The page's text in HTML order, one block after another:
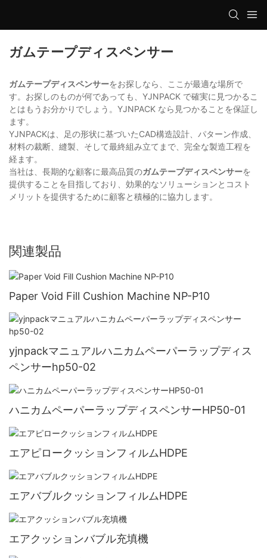
ガムテープディスペンサー
ガムテープディスペンサーをお探しなら、ここが最適な場所で
す。お探しのものが何であっても、YJNPACK で確実に見つかるこ
とはもうお分かりでしょう。YJNPACK なら見つかることを保証し
ます。
YJNPACKは、足の形状に基づいたCAD構造設計、パターン作成、
材料の裁断、縫製、そして最終組み立てまで、完全な製造工程を
経ます。
当社は、長期的な顧客に最高品質のガムテープディスペンサーを
提供することを目指しており、効果的なソリューションとコスト
メリットを提供するために顧客と積極的に協力します。
関連製品
Paper Void Fill Cushion Machine NP-P10
yjnpackマニュアルハニカムペーパーラップディス
ペンサーhp50-02
ハニカムペーパーラップディスペンサーHP50-01
エアピロークッションフィルムHDPE
エアバブルクッションフィルムHDPE
エアクッションバブル充填機